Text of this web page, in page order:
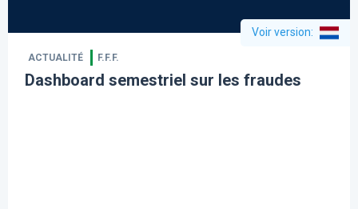
Voir version:
ACTUALITÉ F.F.F.
Dashboard semestriel sur les fraudes